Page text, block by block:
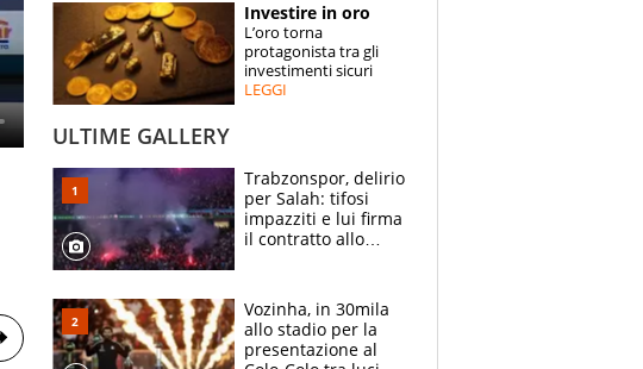
ESPERTI
CONTATTI
Investire in oro
L’oro torna
protagonista tra gli
investimenti sicuri
LEGGI
ULTIME GALLERY
Trabzonspor, delirio
per Salah: tifosi
impazziti e lui firma
il contratto allo
Vozinha, in 30mila
allo stadio per la
presentazione al